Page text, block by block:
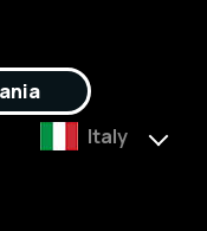
Italy